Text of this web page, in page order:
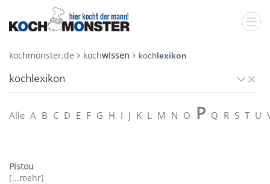
kochmonster.de kochwissen kochlexikon
kochlexikon
Alle A B C D E F G H I J K L M N O P Q R S T U
Pistou
[...mehr]